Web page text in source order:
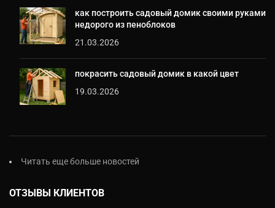
как построить садовый домик своими руками
недорого из пеноблоков
21.03.2026
покрасить садовый домик в какой цвет
19.03.2026
Читать еще больше новостей
ОТЗЫВЫ КЛИЕНТОВ